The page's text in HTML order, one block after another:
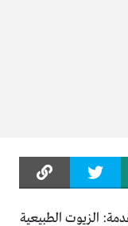
الزيوت الطبيعية